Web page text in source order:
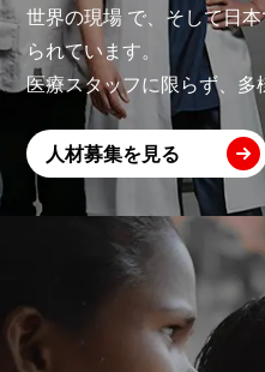
世界の現場 で、そして日
られています。
医療スタッフに限らず、多
人材募集を見る